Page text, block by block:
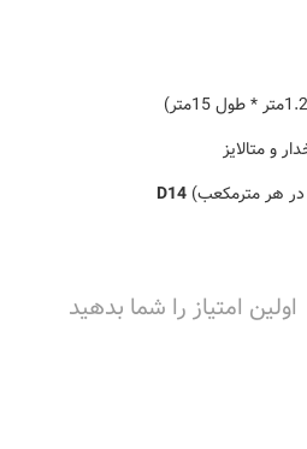
و متالایز
هر مترمکعب) D14
اولین امتیاز را شما بدهید